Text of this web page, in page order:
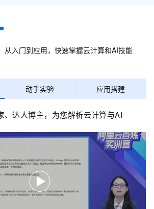
从入门到应用，快速掌握云计算和AI技能
动手实验 应用搭建
、达人博主，为您解析云计算与AI